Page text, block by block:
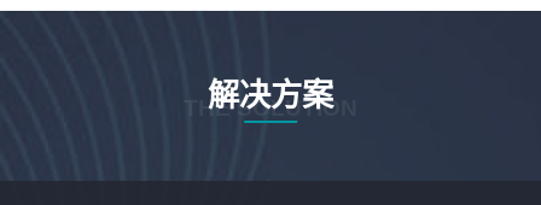
解决方案
THE SOLUTION